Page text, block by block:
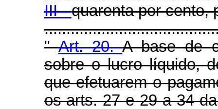
III -quarenta por cento,
"Art. 20.A base de
sobre o lucro líquido,
que efetuarem o
os arts. 27 e 29 a 34